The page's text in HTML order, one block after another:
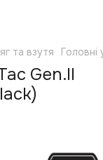
та взутя Головні
Gen.II